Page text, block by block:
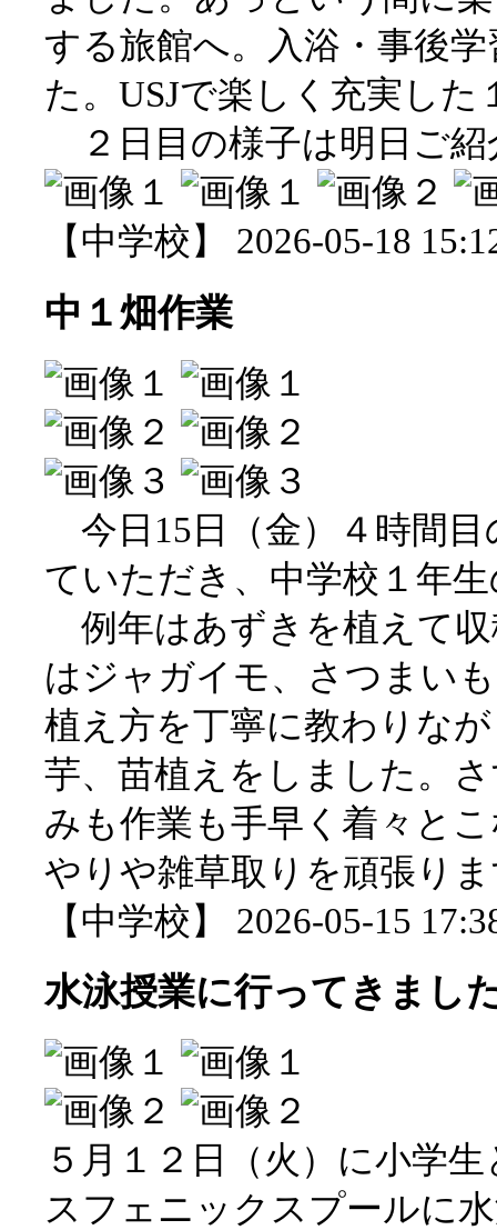
する旅館へ。入浴・事後
た。USJで楽しく充実した
２日目の様子は明日ご紹
【中学校】 2026-05-18
中１畑作業
今日15日（金）４時間
ていただき、中学校１年
例年はあずきを植えて
はジャガイモ、さつまい
植え方を丁寧に教わりな
芋、苗植えをしました。
みも作業も手早く着々と
やりや雑草取りを頑張り
【中学校】 2026-05-15
水泳授業に行ってきまし
５月１２日（火）に小学
スフェニックスプールに